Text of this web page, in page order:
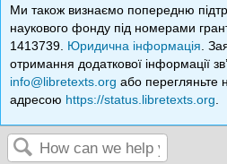
Ми також визнаємо попередню
наукового фонду під номерами
1413739. Юридична інформація .
отримання додаткової інформації
info@libretexts.org або перегляньте
адресою https://status.libretexts.org